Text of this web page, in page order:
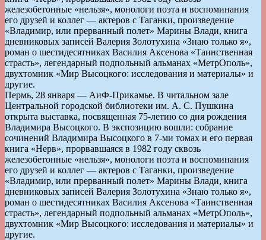
железобетонные «нельзя», монологи поэта и воспоминания
его друзей и коллег — актеров с Таганки, произведение
«Владимир, или прерванный полет» Марины Влади, книга
дневниковых записей Валерия Золотухина «Знаю только я»,
роман о шестидесятниках Василия Аксенова «Таинственная
страсть», легендарный подпольный альманах «МетрОполь»,
двухтомник «Мир Высоцкого: исследования и материалы» и
другие.
Пермь, 28 января — АиФ-Прикамье. В читальном зале
Центральной городской библиотеки им. А. С. Пушкина
открыта выставка, посвященная 75-летию со дня рождения
Владимира Высоцкого. В экспозицию вошли: собрание
сочинений Владимира Высоцкого в 7-ми томах и его первая
книга «Нерв», прорвавшаяся в 1982 году сквозь
железобетонные «нельзя», монологи поэта и воспоминания
его друзей и коллег — актеров с Таганки, произведение
«Владимир, или прерванный полет» Марины Влади, книга
дневниковых записей Валерия Золотухина «Знаю только я»,
роман о шестидесятниках Василия Аксенова «Таинственная
страсть», легендарный подпольный альманах «МетрОполь»,
двухтомник «Мир Высоцкого: исследования и материалы» и
другие.